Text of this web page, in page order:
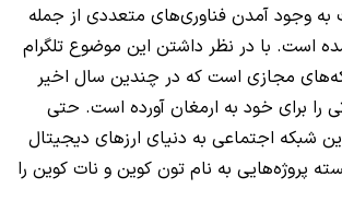
وجود آمدن فناوری‌های متعددی از جمله
است. با در نظر داشتن این موضوع تلگرام
مجازی است که در چندین سال اخیر
را برای خود به ارمغان آورده است. حتی
شبکه اجتماعی به دنیای ارزهای دیجیتال
پروژه‌هایی به نام تون کوین و نات کوین را